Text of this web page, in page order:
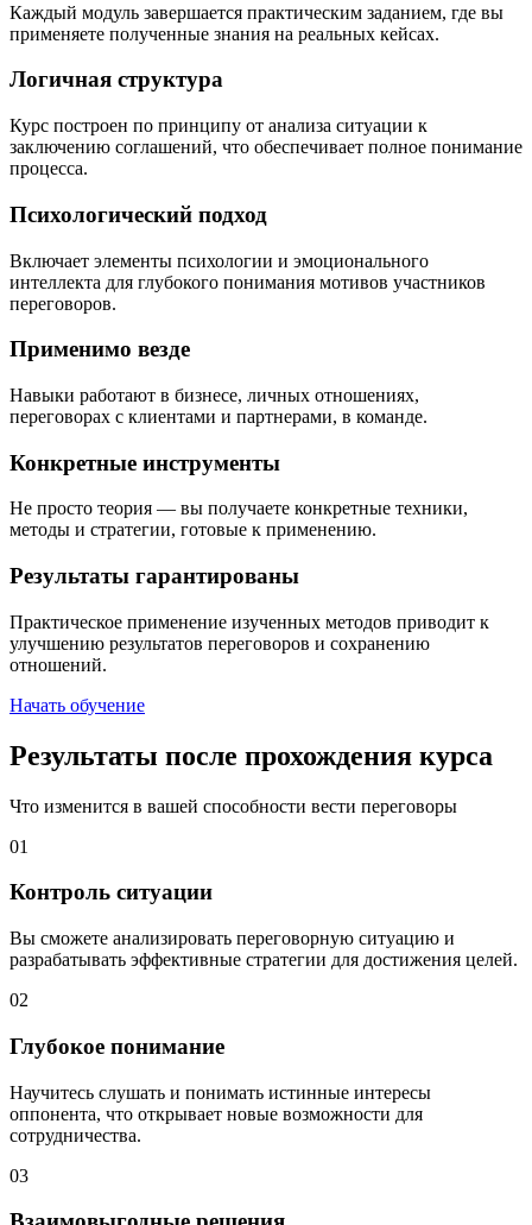
Каждый модуль завершается практическим заданием, где вы
применяете полученные знания на реальных кейсах.
Логичная структура
Курс построен по принципу от анализа ситуации к
заключению соглашений, что обеспечивает полное понимание
процесса.
Психологический подход
Включает элементы психологии и эмоционального
интеллекта для глубокого понимания мотивов участников
переговоров.
Применимо везде
Навыки работают в бизнесе, личных отношениях,
переговорах с клиентами и партнерами, в команде.
Конкретные инструменты
Не просто теория — вы получаете конкретные техники,
методы и стратегии, готовые к применению.
Результаты гарантированы
Практическое применение изученных методов приводит к
улучшению результатов переговоров и сохранению
отношений.
Начать обучение
Результаты после прохождения курса
Что изменится в вашей способности вести переговоры
01
Контроль ситуации
Вы сможете анализировать переговорную ситуацию и
разрабатывать эффективные стратегии для достижения целей.
02
Глубокое понимание
Научитесь слушать и понимать истинные интересы
оппонента, что открывает новые возможности для
сотрудничества.
03